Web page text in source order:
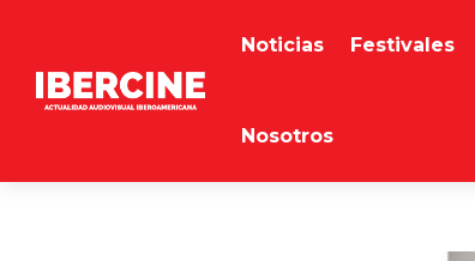
Noticias Festivales
Nosotros